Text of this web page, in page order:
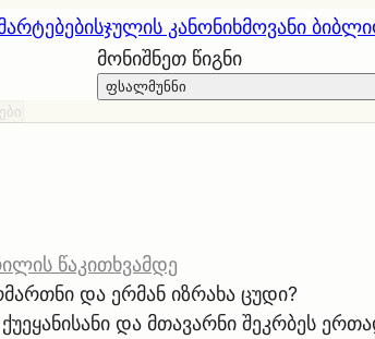
სჯულის კანონიხმოვანი
მონიშნეთ წიგნი
ფსალმუნნი
წაკითხვამდე
და ერმან იზრახა ცუდი?
ქუეყანისანი და მთავარნი შეკრბეს